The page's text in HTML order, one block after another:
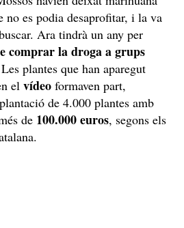
no es podia desaprofitar, i la va
Ara tindrà un any per
comprar la droga a grups
plantes que han aparegut
el vídeo formaven part,
de 4.000 plantes amb
de 100.000 euros, segons els